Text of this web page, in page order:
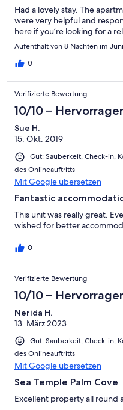
Sieben Nächte plus - 275
Zwei bis sechs Nächte - 300
Had a lovely stay. The
were very helpful and
here if you’re looking for a
Aufenthalt von 8 Nächten im
0
Verifizierte Bewertung
10/10 –
Sue H.
15. Okt. 2019
Gut: Sauberkeit, Check-in,
des Onlineauftritts
Mit Google übersetzen
Fantastic
This unit was really great.
wished for better
0
Verifizierte Bewertung
10/10 –
Nerida H.
13. März 2023
Gut: Sauberkeit, Check-in,
des Onlineauftritts
Mit Google übersetzen
Sea Temple Palm Cove
Excellent property all round